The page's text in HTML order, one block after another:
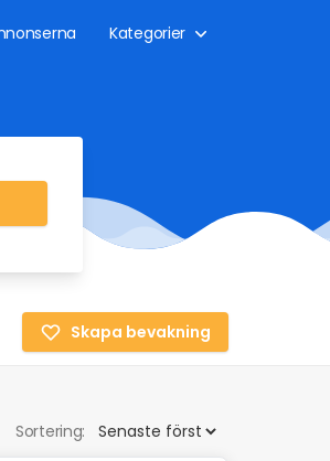
Kategorier
Skapa bevakning
Sortering: